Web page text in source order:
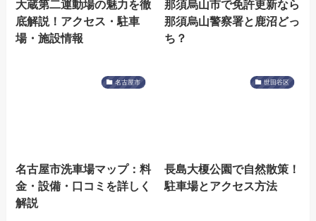
大蔵第二運動場の魅力を徹
底解説！アクセス・駐車
場・施設情報
那須烏山市で免許更新なら
那須烏山警察署と鹿沼どっ
ち？
名古屋市
名古屋市洗車場マップ：料
金・設備・口コミを詳しく
解説
世田谷区
長島大榎公園で自然散策！
駐車場とアクセス方法